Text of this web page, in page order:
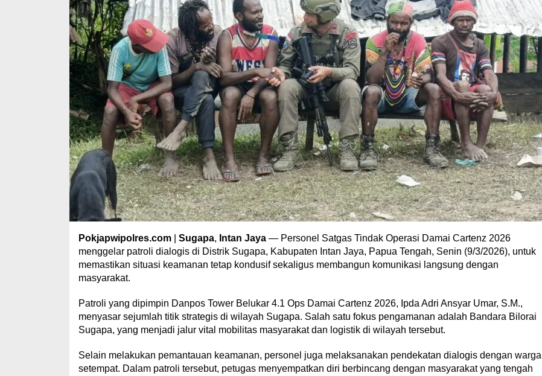
Pokjapwipolres.com| Sugapa, Intan Jaya— Personel Satgas Tindak Operasi Damai Cartenz 2026
menggelar patroli dialogis di Distrik Sugapa, Kabupaten Intan Jaya, Papua Tengah, Senin (9/3/2026), untuk
memastikan situasi keamanan tetap kondusif sekaligus membangun komunikasi langsung dengan
masyarakat.
Patroli yang dipimpin Danpos Tower Belukar 4.1 Ops Damai Cartenz 2026, Ipda Adri Ansyar Umar, S.M.,
menyasar sejumlah titik strategis di wilayah Sugapa. Salah satu fokus pengamanan adalah Bandara Bilorai
Sugapa, yang menjadi jalur vital mobilitas masyarakat dan logistik di wilayah tersebut.
Selain melakukan pemantauan keamanan, personel juga melaksanakan pendekatan dialogis dengan warga
setempat. Dalam patroli tersebut, petugas menyempatkan diri berbincang dengan masyarakat yang tengah